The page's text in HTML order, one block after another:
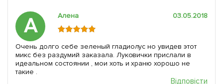
А Алена 03.05.2018
Очень долго себе зеленый гладиолус но увидев этот
микс без раздумий заказала. Луковички прислали в
идеальном состоянии , мои хоть и храню хорошо не
такие .
Відповісти